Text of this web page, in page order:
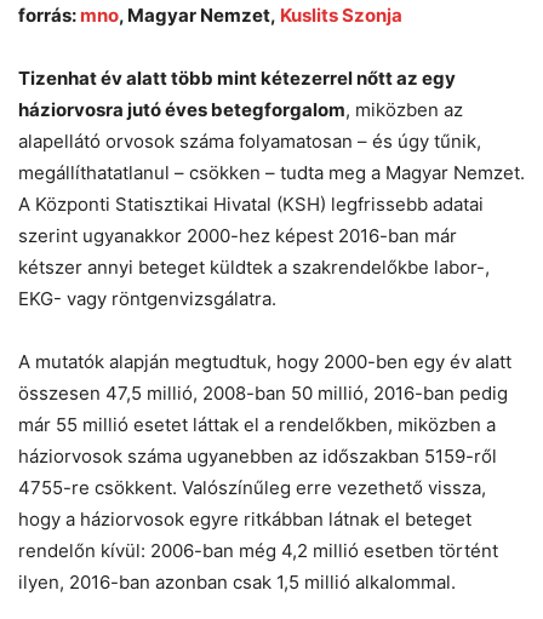
forrás: mno, Magyar Nemzet, Kuslits Szonja
Tizenhat év alatt több mint kétezerrel nőtt az egy
háziorvosra jutó éves betegforgalom, miközben az
alapellátó orvosok száma folyamatosan – és úgy tűnik,
megállíthatatlanul – csökken – tudta meg a Magyar Nemzet.
A Központi Statisztikai Hivatal (KSH) legfrissebb adatai
szerint ugyanakkor 2000-hez képest 2016-ban már
kétszer annyi beteget küldtek a szakrendelőkbe labor-,
EKG- vagy röntgenvizsgálatra.
A mutatók alapján megtudtuk, hogy 2000-ben egy év alatt
összesen 47,5 millió, 2008-ban 50 millió, 2016-ban pedig
már 55 millió esetet láttak el a rendelőkben, miközben a
háziorvosok száma ugyanebben az időszakban 5159-ről
4755-re csökkent. Valószínűleg erre vezethető vissza,
hogy a háziorvosok egyre ritkábban látnak el beteget
rendelőn kívül: 2006-ban még 4,2 millió esetben történt
ilyen, 2016-ban azonban csak 1,5 millió alkalommal.